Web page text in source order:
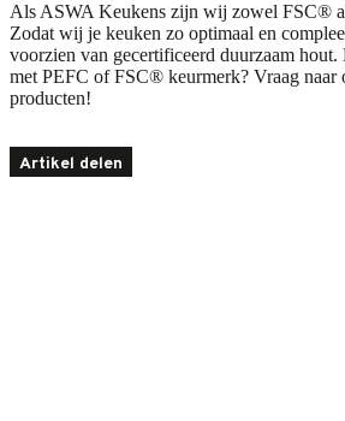
Als ASWA Keukens zijn wij zowel FSC®
Zodat wij je keuken zo optimaal en
voorzien van gecertificeerd duurzaam
met PEFC of FSC® keurmerk? Vraag naar
producten!
Artikel delen